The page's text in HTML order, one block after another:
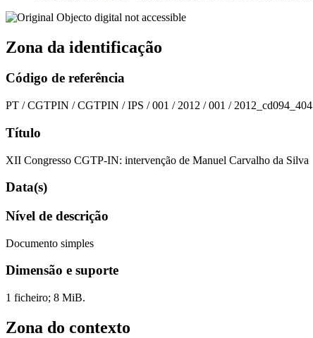
Zona da identificação
Código de referência
PT / CGTPIN / CGTPIN / IPS / 001 / 2012 / 001 / 2012_cd094_404
Título
XII Congresso CGTP-IN: intervenção de Manuel Carvalho da Silva
Data(s)
Nível de descrição
Documento simples
Dimensão e suporte
1 ficheiro; 8 MiB.
Zona do contexto